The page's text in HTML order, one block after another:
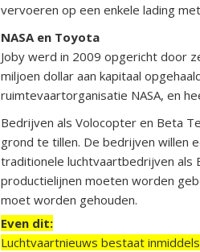
vervoeren op een enkele lading
NASA en Toyota
Joby werd in 2009 opgericht door
miljoen dollar aan kapitaal
ruimtevaartorganisatie NASA, en
Bedrijven als Volocopter en Beta
grond te tillen. De bedrijven willen
traditionele luchtvaartbedrijven als
productielijnen moeten worden
moet worden gehouden.
Even dit:
Luchtvaartnieuws bestaat